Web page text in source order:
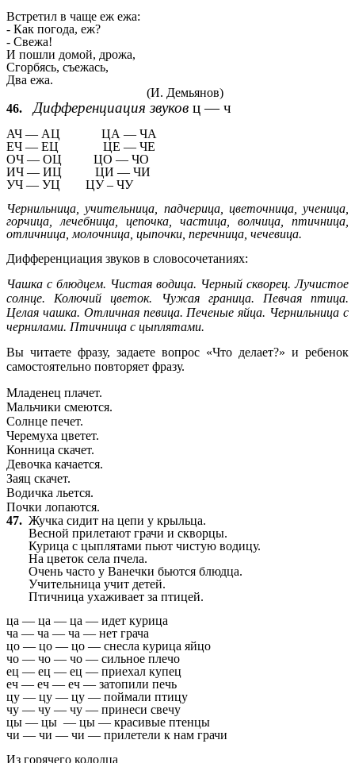
Встретил в чаще еж ежа:
- Как погода, еж?
- Свежа!
И пошли домой, дрожа,
Сгорбясь, съежась,
Два ежа.
(И. Демьянов)
46.
Дифференциация звуков ц — ч
АЧ — АЦ ЦА — ЧА
ЕЧ — ЕЦ ЦЕ — ЧЕ
ОЧ — ОЦ ЦО — ЧО
ИЧ — ИЦ
ЦИ — ЧИ
УЧ — УЦ ЦУ – ЧУ
Чернильница, учительница, падчерица, цветочница, ученица,
горчица, лечебница, цепочка, частица, волчица, птичница,
отличница, молочница, цыпочки, перечница, чечевица.
Дифференциация звуков в словосочетаниях:
Чашка с блюдцем. Чистая водица. Черный скворец. Лучистое
солнце. Колючий цветок. Чужая граница. Певчая птица.
Целая чашка. Отличная певица. Печеные яйца. Чернильница с
чернилами. Птичница с цыплятами.
Вы читаете фразу, задаете вопрос «Что делает?» и ребенок
самостоятельно повторяет фразу.
Младенец плачет.
Мальчики смеются.
Солнце печет.
Черемуха цветет.
Конница скачет.
Девочка качается.
Заяц скачет.
Водичка льется.
Почки лопаются.
47. Жучка сидит на цепи у крыльца.
Весной прилетают грачи и скворцы.
Курица с цыплятами пьют чистую водицу.
На цветок села пчела.
Очень часто у Ванечки бьются блюдца.
Учительница учит детей.
Птичница ухаживает за птицей.
ца — ца — ца — идет курица
ча — ча — ча — нет грача
цо — цо — цо — снесла курица яйцо
чо — чо — чо — сильное плечо
ец — ец — ец — приехал купец
еч — еч — еч — затопили печь
цу — цу — цу — поймали птицу
чу — чу — чу — принеси свечу
цы — цы — цы — красивые птенцы
чи — чи — чи — прилетели к нам грачи
Из горячего колодца